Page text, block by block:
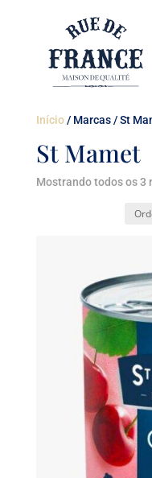
Início/ Marcas / St
St Mamet
Mostrando todos os 3